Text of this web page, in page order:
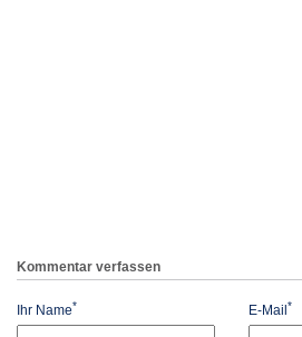
Kommentar verfassen
Ihr Name* E-Mail *